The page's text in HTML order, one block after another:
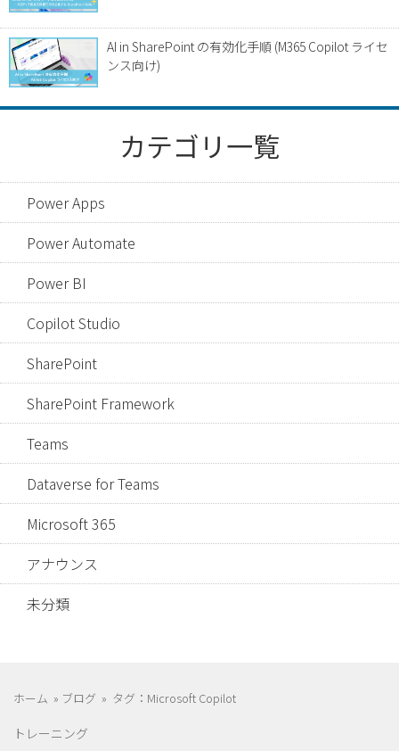
AI in SharePoint の有効化手順 (M365 Copilot ライセ
ンス向け)
カテゴリ一覧
Power Apps
Power Automate
Power BI
Copilot Studio
SharePoint
SharePoint Framework
Teams
Dataverse for Teams
Microsoft 365
アナウンス
未分類
ホーム » ブログ » タグ：Microsoft Copilot
トレーニング